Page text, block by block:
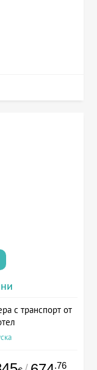
с транспорт от
.76